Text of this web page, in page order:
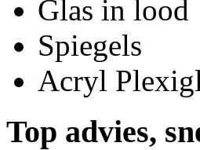
Glas in lood
Spiegels
Acryl
Top advies,